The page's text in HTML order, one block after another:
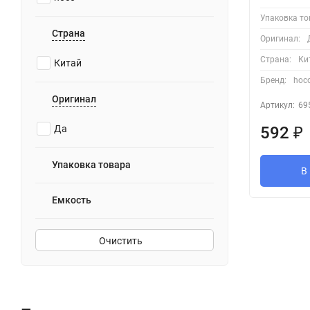
Страна
Китай
Оригинал
Да
Упаковка товара
Емкость
Очистить
Упаковка
Оригинал:
Страна:
Бренд:
Артикул:
592 ₽
В